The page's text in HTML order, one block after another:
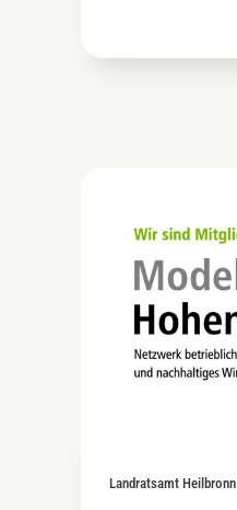
Landratsamt Heilbronn